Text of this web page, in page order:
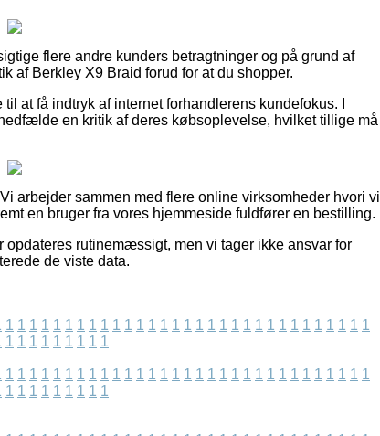
flere andre kunders betragtninger og på grund af
af Berkley X9 Braid forud for at du shopper.
at få indtryk af internet forhandlerens kundefokus. I
en kritik af deres købsoplevelse, hvilket tillige må
arbejder sammen med flere online virksomheder hvori vi
en bruger fra vores hjemmeside fuldfører en bestilling.
opdateres rutinemæssigt, men vi tager ikke ansvar for
de viste data.
1 1 1 1 1 1 1 1 1 1 1 1 1 1 1 1 1 1 1 1 1 1 1 1 1 1 1 1 1 1 1
1 1 1 1 1 1 1 1 1
1 1 1 1 1 1 1 1 1 1 1 1 1 1 1 1 1 1 1 1 1 1 1 1 1 1 1 1 1 1 1
1 1 1 1 1 1 1 1 1